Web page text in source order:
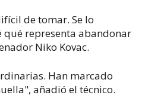
de tomar. Se lo
qué representa abandonar
Niko Kovac.
Han marcado
añadió el técnico.